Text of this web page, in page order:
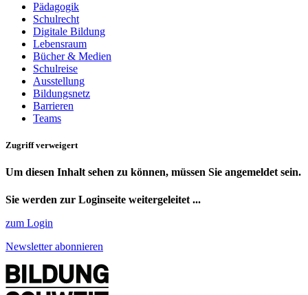
Pädagogik
Schulrecht
Digitale Bildung
Lebensraum
Bücher & Medien
Schulreise
Ausstellung
Bildungsnetz
Barrieren
Teams
Zugriff verweigert
Um diesen Inhalt sehen zu können, müssen Sie angemeldet sein.
Sie werden zur Loginseite weitergeleitet ...
zum Login
Newsletter abonnieren